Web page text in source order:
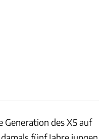
Generation des X5 auf